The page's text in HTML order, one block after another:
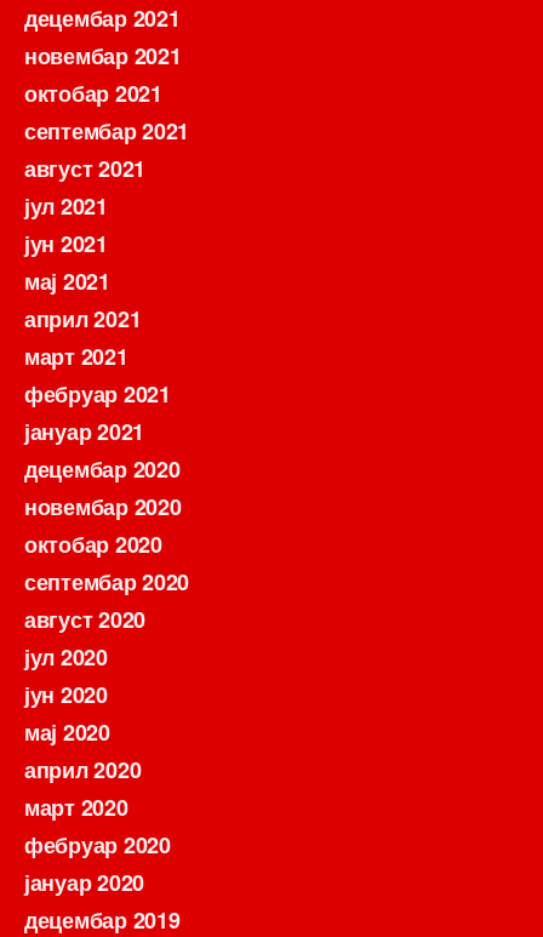
децембар 2021
новембар 2021
октобар 2021
септембар 2021
август 2021
јул 2021
јун 2021
мај 2021
април 2021
март 2021
фебруар 2021
јануар 2021
децембар 2020
новембар 2020
октобар 2020
септембар 2020
август 2020
јул 2020
јун 2020
мај 2020
април 2020
март 2020
фебруар 2020
јануар 2020
децембар 2019